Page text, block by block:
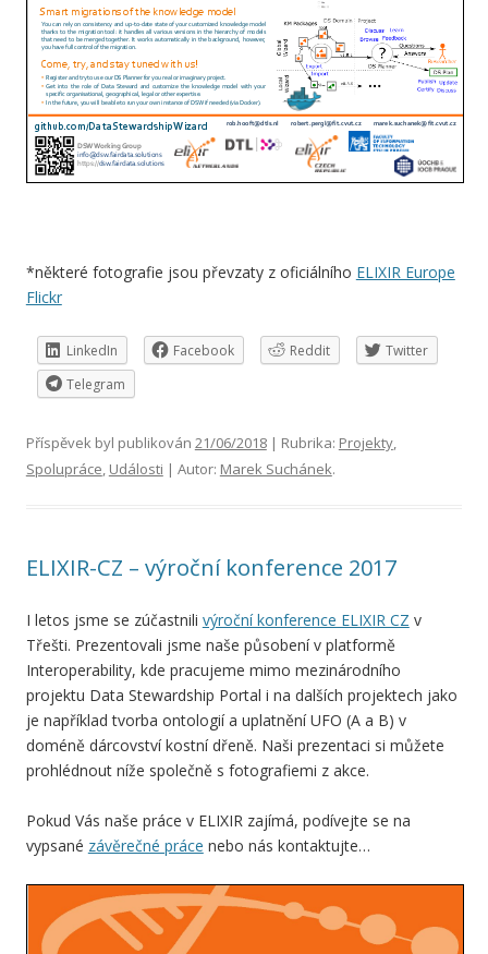
*některé fotografie jsou převzaty z oficiálního ELIXIR Europe
Flickr
LinkedIn Facebook Reddit
Twitter
Telegram
Příspěvek byl publikován 21/06/2018| Rubrika: Projekty,
Spolupráce, Události | Autor: Marek Suchánek.
ELIXIR-CZ – výroční konference 2017
I letos jsme se zúčastnili výroční konference ELIXIR CZ v
Třešti. Prezentovali jsme naše působení v platformě
Interoperability, kde pracujeme mimo mezinárodního
projektu Data Stewardship Portal i na dalších projektech jako
je například tvorba ontologií a uplatnění UFO (A a B) v
doméně dárcovství kostní dřeně. Naši prezentaci si můžete
prohlédnout níže společně s fotografiemi z akce.
Pokud Vás naše práce v ELIXIR zajímá, podívejte se na
vypsané závěrečné práce nebo nás kontaktujte…